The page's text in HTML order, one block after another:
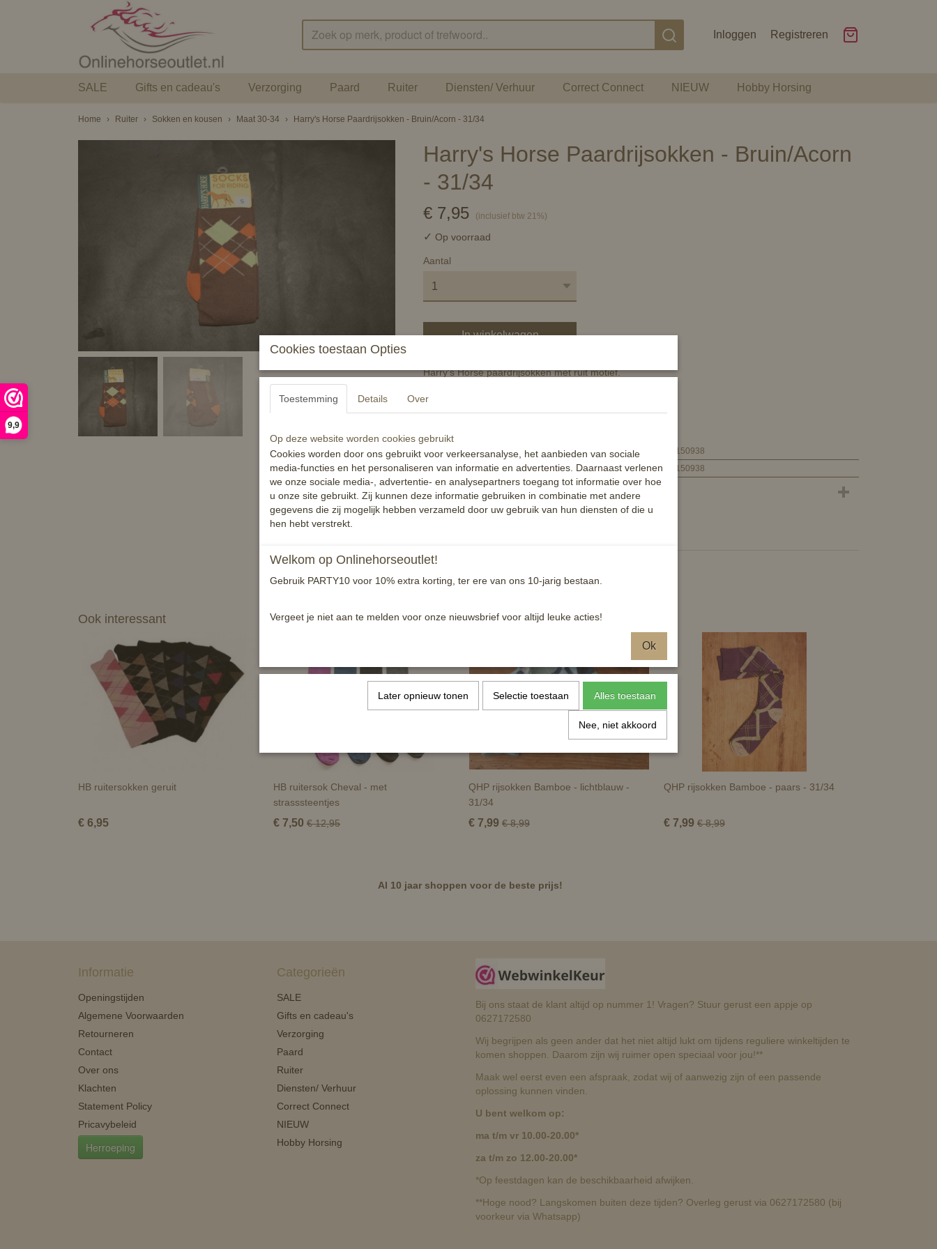
9,9
Inloggen Registreren
SALE Gifts en cadeau's Verzorging Paard Ruiter Diensten/ Verhuur Correct Connect NIEUW Hobby Horsing
Home › Ruiter › Sokken en kousen › Maat 30-34 › Harry's Horse Paardrijsokken - Bruin/Acorn - 31/34
Harry's Horse Paardrijsokken - Bruin/Acorn
- 31/34
€ 7,95 (inclusief btw 21%)
✓ Op voorraad
Aantal
In winkelwagen
Harry's Horse paardrijsokken met ruit motief.
Productcode
8714813150938
EAN code
8714813150938
Reacties
Ook interessant
HB ruitersokken geruit
€ 6,95
HB ruitersok Cheval - met
strasssteentjes
€ 7,50 € 12,95
QHP rijsokken Bamboe - lichtblauw -
31/34
€ 7,99 € 8,99
QHP rijsokken Bamboe - paars - 31/34
€ 7,99 € 8,99
Al 10 jaar shoppen voor de beste prijs!
Informatie
Openingstijden
Algemene Voorwaarden
Retourneren
Contact
Over ons
Klachten
Statement Policy
Pricavybeleid
Herroeping
Categorieën
SALE
Gifts en cadeau's
Verzorging
Paard
Ruiter
Diensten/ Verhuur
Correct Connect
NIEUW
Hobby Horsing
Bij ons staat de klant altijd op nummer 1! Vragen? Stuur gerust een appje op
0627172580
Wij begrijpen als geen ander dat het niet altijd lukt om tijdens reguliere winkeltijden te
komen shoppen. Daarom zijn wij ruimer open speciaal voor jou!**
Maak wel eerst even een afspraak, zodat wij of aanwezig zijn of een passende
oplossing kunnen vinden.
U bent welkom op:
ma t/m vr 10.00-20.00*
za t/m zo 12.00-20.00*
*Op feestdagen kan de beschikbaarheid afwijken.
**Hoge nood? Langskomen buiten deze tijden? Overleg gerust via 0627172580 (bij
voorkeur via Whatsapp)
Cookies toestaan Opties
Toestemming Details Over
Op deze website worden cookies gebruikt
Cookies worden door ons gebruikt voor verkeersanalyse, het aanbieden van sociale
media-functies en het personaliseren van informatie en advertenties. Daarnaast verlenen
we onze sociale media-, advertentie- en analysepartners toegang tot informatie over hoe
u onze site gebruikt. Zij kunnen deze informatie gebruiken in combinatie met andere
gegevens die zij mogelijk hebben verzameld door uw gebruik van hun diensten of die u
hen hebt verstrekt.
Welkom op Onlinehorseoutlet!
Gebruik PARTY10 voor 10% extra korting, ter ere van ons 10-jarig bestaan.
Vergeet je niet aan te melden voor onze nieuwsbrief voor altijd leuke acties!
Ok
Later opnieuw tonen Selectie toestaan Alles toestaan
Nee, niet akkoord